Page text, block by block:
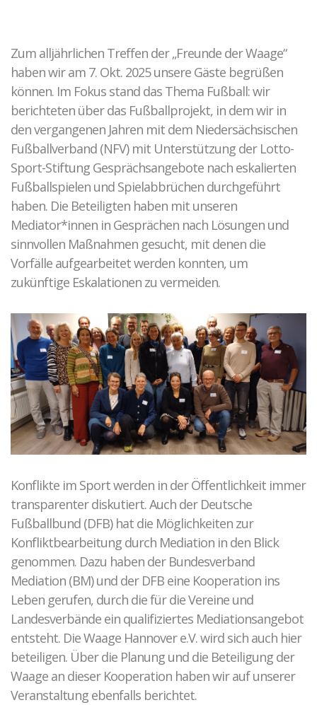
Fallspektrum TOA
Ergebnisse
Fallbeispiele
O-Töne TOA
Gewalt in Beziehungen
Fallkonstellation
Netzwerk HAIP
Fallbeispiel
Elternkonflikte
Ablauf der Beratung / Vermittlung
Hintergrund
Zum alljährlichen Treffen der „Freunde der Waage“
haben wir am 7. Okt. 2025 unsere Gäste begrüßen
können. Im Fokus stand das Thema Fußball: wir
berichteten über das Fußballprojekt, in dem wir in
den vergangenen Jahren mit dem Niedersächsischen
Fußballverband (NFV) mit Unterstützung der Lotto-
Sport-Stiftung Gesprächsangebote nach eskalierten
Fußballspielen und Spielabbrüchen durchgeführt
haben. Die Beteiligten haben mit unseren
Mediator*innen in Gesprächen nach Lösungen und
sinnvollen Maßnahmen gesucht, mit denen die
Vorfälle aufgearbeitet werden konnten, um
zukünftige Eskalationen zu vermeiden.
Konflikte im Sport werden in der Öffentlichkeit immer
transparenter diskutiert. Auch der Deutsche
Fußballbund (DFB) hat die Möglichkeiten zur
Konfliktbearbeitung durch Mediation in den Blick
genommen. Dazu haben der Bundesverband
Mediation (BM) und der DFB eine Kooperation ins
Leben gerufen, durch die für die Vereine und
Landesverbände ein qualifiziertes Mediationsangebot
entsteht. Die Waage Hannover e.V. wird sich auch hier
beteiligen. Über die Planung und die Beteiligung der
Waage an dieser Kooperation haben wir auf unserer
Veranstaltung ebenfalls berichtet.